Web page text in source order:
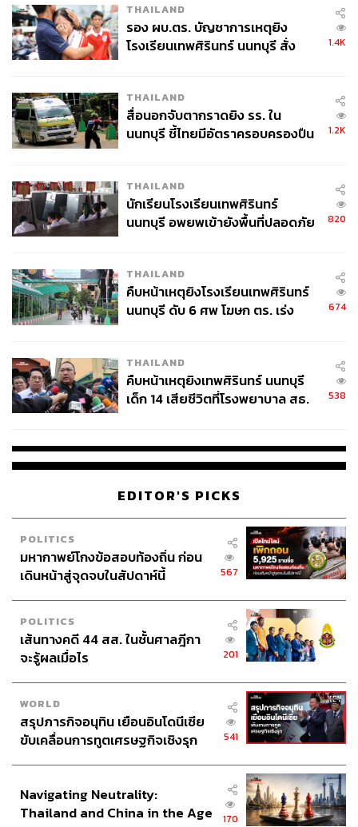
THAILAND
รอง ผบ.ตร. บัญชาการเหตุยิง
โรงเรียนเทพศิรินทร์ นนทบุรี สั่ง
1.4K
THAILAND
สื่อนอกจับตากราดยิง รร. ใน
นนทบุรี ชี้ไทยมีอัตราครอบครองปืน
1.2K
THAILAND
นักเรียนโรงเรียนเทพศิรินทร์
นนทบุรี อพยพเข้ายังพื้นที่ปลอดภัย
820
THAILAND
คืบหน้าเหตุยิงโรงเรียนเทพศิรินทร์
นนทบุรี ดับ 6 ศพ โฆษก ตร. เร่ง
674
THAILAND
คืบหน้าเหตุยิงเทพศิรินทร์ นนทบุรี
เด็ก 14 เสียชีวิตที่โรงพยาบาล สธ.
538
EDITOR'S PICKS
POLITICS
มหากาพย์โกงข้อสอบท้องถิ่น ก่อน
เดินหน้าสู่จุดจบในสัปดาห์นี้
567
POLITICS
เส้นทางคดี 44 สส. ในชั้นศาลฎีกา
จะรู้ผลเมื่อไร
201
WORLD
สรุปภารกิจอนุทิน เยือนอินโดนีเซีย
ขับเคลื่อนการทูตเศรษฐกิจเชิงรุก
541
Navigating Neutrality:
Thailand and China in the Age
170